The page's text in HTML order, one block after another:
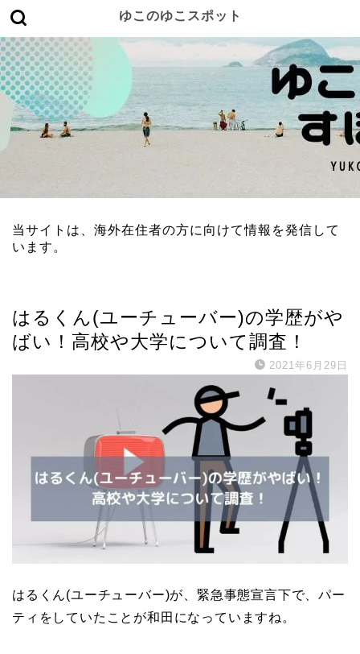
ゆこのゆこスポット
当サイトは、海外在住者の方に向けて情報を発信して
います。
はるくん(ユーチューバー)の学歴がや
ばい！高校や大学について調査！
2021年6月29日
はるくん(ユーチューバー)が、緊急事態宣言下で、パー
ティをしていたことが和田になっていますね。